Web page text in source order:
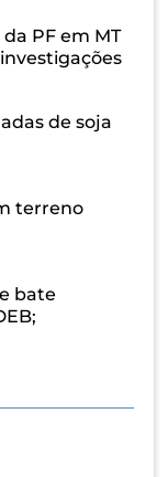
PF em MT
de soja
terreno
bate